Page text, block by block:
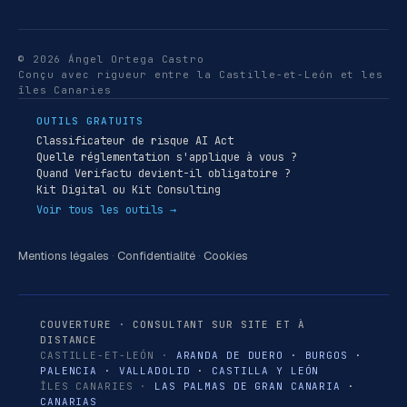
© 2026 Ángel Ortega Castro
Conçu avec rigueur entre la Castille-et-León et les
îles Canaries
OUTILS GRATUITS
Classificateur de risque AI Act
Quelle réglementation s'applique à vous ?
Quand Verifactu devient-il obligatoire ?
Kit Digital ou Kit Consulting
Voir tous les outils →
Mentions légales · Confidentialité · Cookies
COUVERTURE · CONSULTANT SUR SITE ET À
DISTANCE
CASTILLE-ET-LEÓN · ARANDA DE DUERO · BURGOS
·
PALENCIA
· VALLADOLID · CASTILLA Y LEÓN
ÎLES CANARIES · LAS PALMAS DE GRAN CANARIA
·
CANARIAS